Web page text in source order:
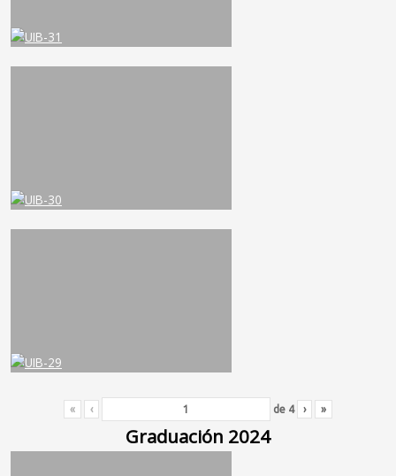
« ‹ de 4 › »
Graduación 2024